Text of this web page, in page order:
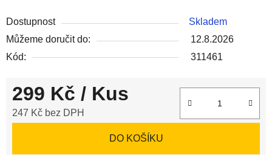
Dostupnost
Skladem
Můžeme doručit do:
12.8.2026
Kód:
311461
299 Kč / Kus
247 Kč bez DPH
DO KOŠÍKU